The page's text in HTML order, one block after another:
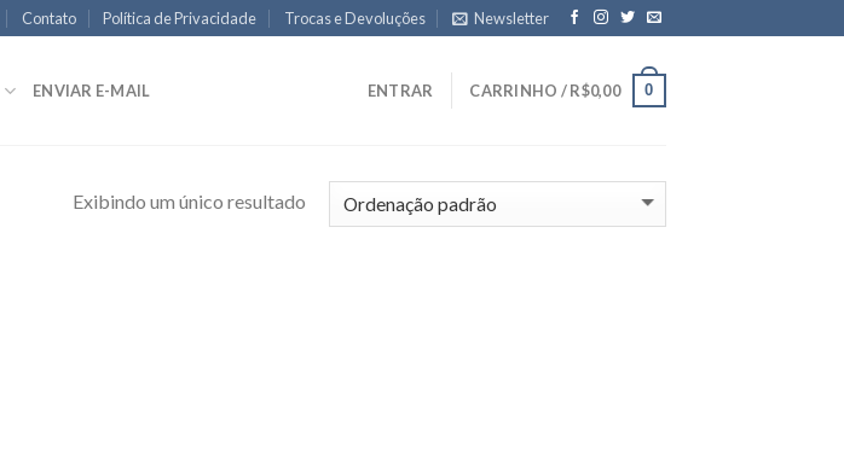
Contato Política de Privacidade Trocas e Devoluções Newsletter
ENVIAR E-MAIL ENTRAR CARRINHO /R$0,00 0
Exibindo um único resultado